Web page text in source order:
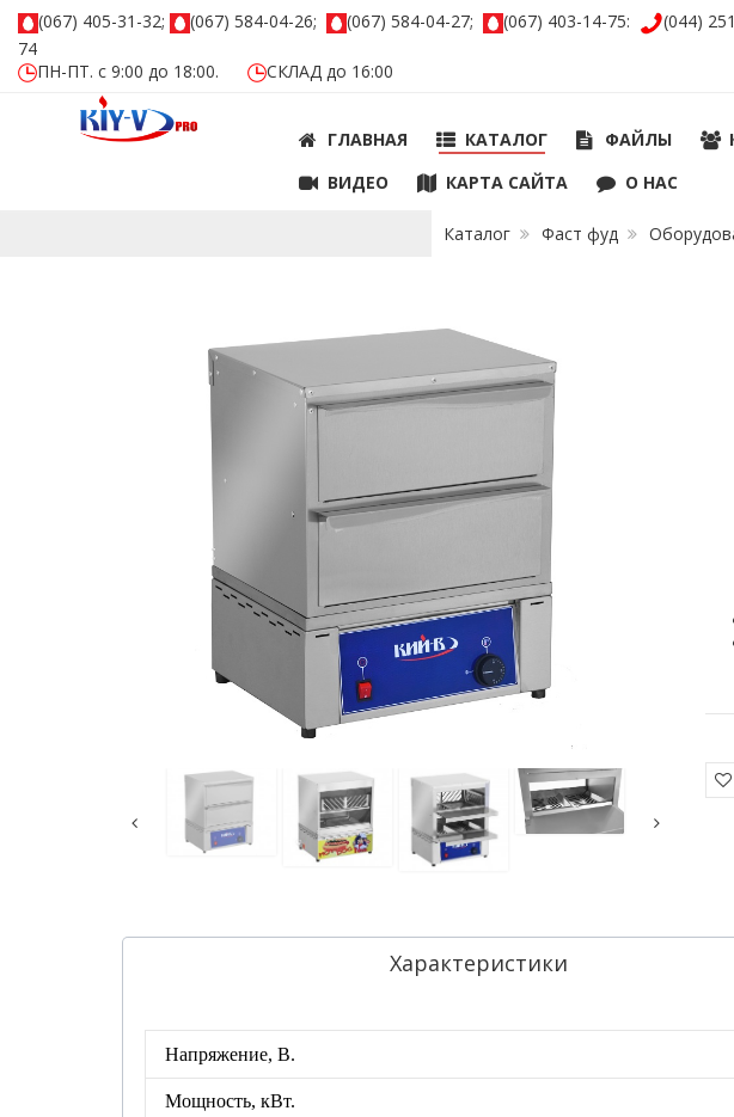
(067) 405-31-32; (067) 584-04-26; (067) 584-04-27; (067) 403-14-75:
(044)
74
ПН-ПТ. с 9:00 до 18:00.
СКЛАД до 16:00
ГЛАВНАЯ КАТАЛОГ ФАЙЛЫ
ВИДЕО
КАРТА САЙТА О НАС
Каталог Фаст фуд
Характеристики
Напряжение, В.
Мощность, кВт.